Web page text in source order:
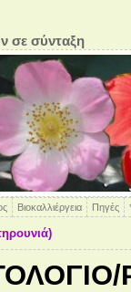
σε σύνταξη
Βιοκαλλιέργεια Πηγές